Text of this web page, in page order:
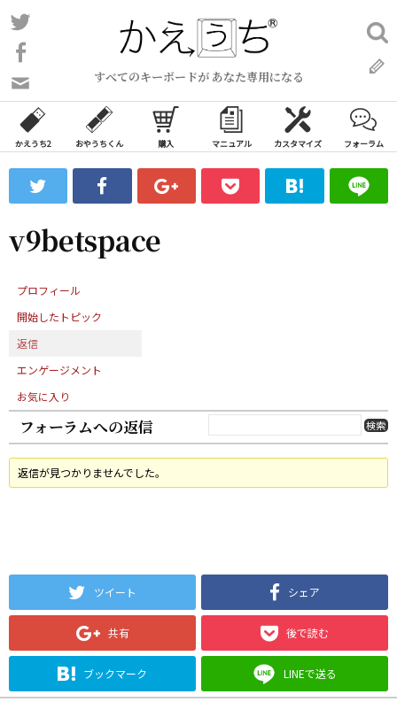
コ
ン
ン
ツ
ス
ッ
すべてのキーボードが あなた専用になる
い
合
わ
フ
ォ
ム
検
索:
かえうち2 おやうちくん 購入 マニュアル カスタマイズ フォーラム
v9betspace
プロフィール
開始したトピック
返信
エンゲージメント
お気に入り
フォーラムへの返信
返信が見つかりませんでした。
ツイート シェア
共有 後で読む
ブックマーク LINEで送る